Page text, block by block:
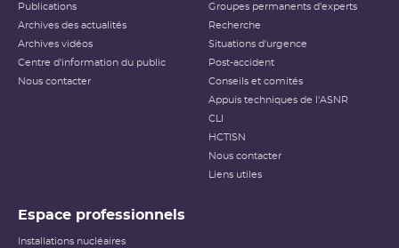
Publications
Archives des actualités
Archives vidéos
Centre d'information du public
Nous contacter
Groupes permanents d'experts
Recherche
Situations d'urgence
Post-accident
Conseils et comités
Appuis techniques de l'ASNR
CLI
HCTISN
Nous contacter
Liens utiles
Espace professionnels
Installations nucléaires